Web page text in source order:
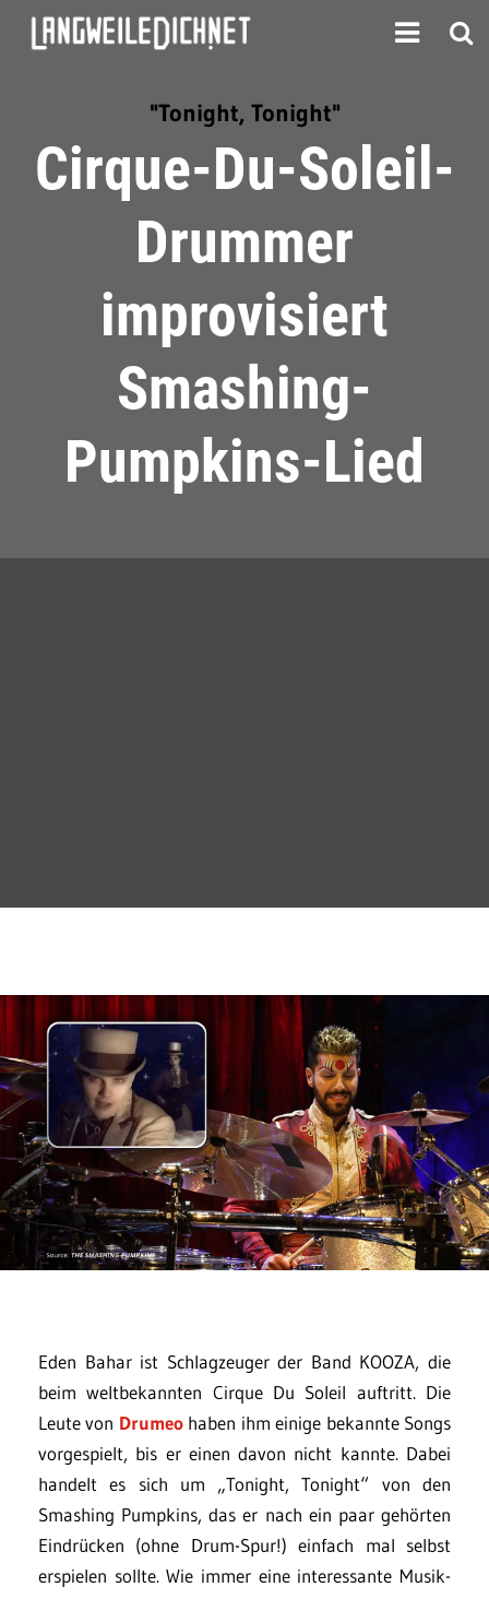
"Tonight, Tonight"
Cirque-Du-Soleil-
Drummer
improvisiert
Smashing-
Pumpkins-Lied
Eden Bahar ist Schlagzeuger der Band KOOZA, die
beim weltbekannten Cirque Du Soleil auftritt. Die
Leute von Drumeohaben ihm einige bekannte Songs
vorgespielt, bis er einen davon nicht kannte. Dabei
handelt es sich um „Tonight, Tonight“ von den
Smashing Pumpkins, das er nach ein paar gehörten
Eindrücken (ohne Drum-Spur!) einfach mal selbst
erspielen sollte. Wie immer eine interessante Musik-